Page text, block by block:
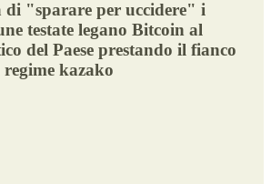
"sparare per uccidere" i
testate legano Bitcoin al
del Paese prestando il fianco
kazako